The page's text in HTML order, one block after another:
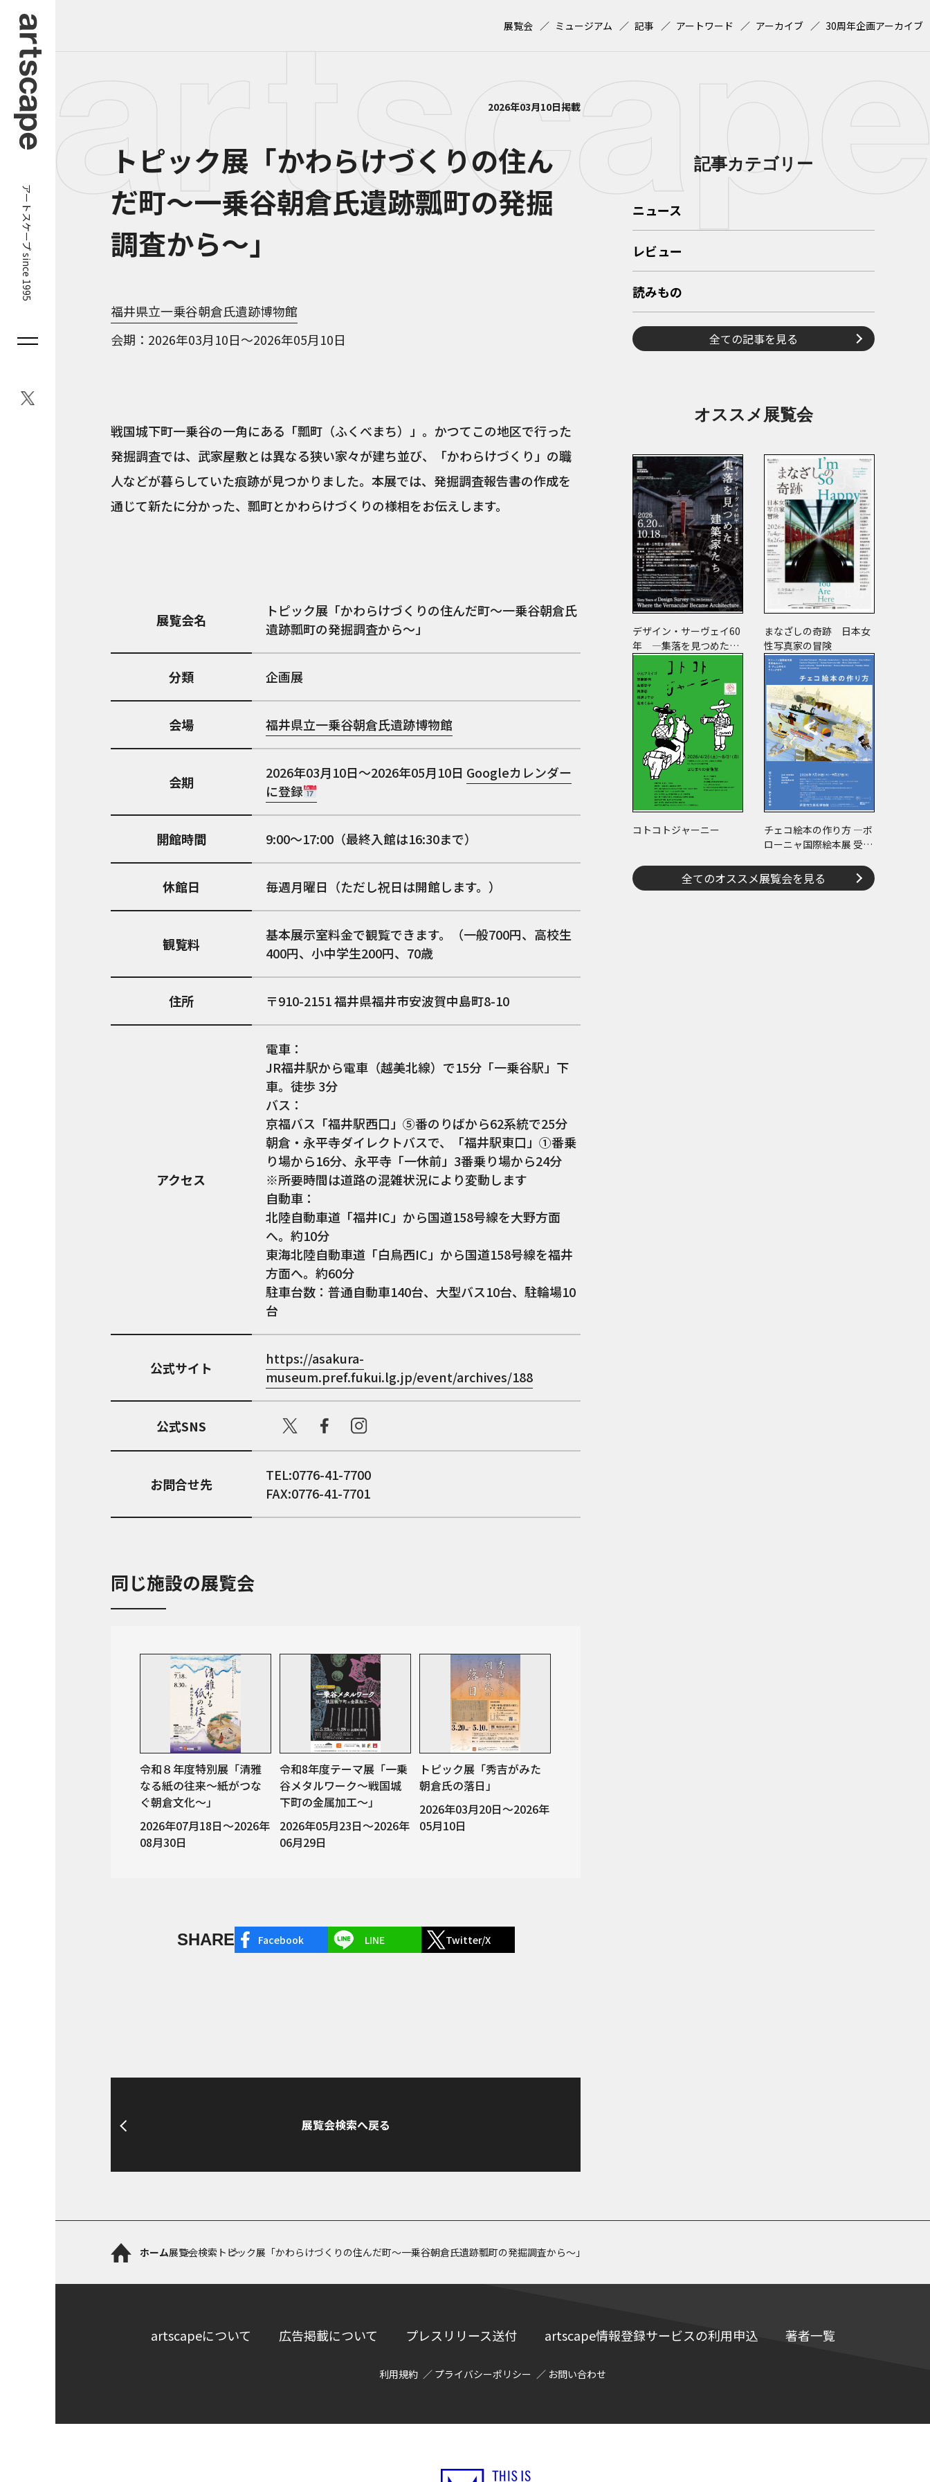
アートスケープ since 1995
展覧会 ミュージアム 記事 アートワード アーカイブ 30周年企画アーカイブ
2026年03月10日掲載
トピック展「かわらけづくりの住ん
だ町～一乗谷朝倉氏遺跡瓢町の発掘
調査から～」
福井県立一乗谷朝倉氏遺跡博物館
会期
2026年03月10日～2026年05月10日
戦国城下町一乗谷の一角にある「瓢町（ふくべまち）」。かつてこの地区で行った
発掘調査では、武家屋敷とは異なる狭い家々が建ち並び、「かわらけづくり」の職
人などが暮らしていた痕跡が見つかりました。本展では、発掘調査報告書の作成を
通じて新たに分かった、瓢町とかわらけづくりの様相をお伝えします。
展覧会名
トピック展「かわらけづくりの住んだ町～一乗谷朝倉氏
遺跡瓢町の発掘調査から～」
分類 企画展
会場 福井県立一乗谷朝倉氏遺跡博物館
会期
2026年03月10日～2026年05月10日 Googleカレンダー
に登録
開館時間 9:00～17:00（最終入館は16:30まで）
休館日 毎週月曜日（ただし祝日は開館します。）
観覧料
基本展示室料金で観覧できます。（一般700円、高校生
400円、小中学生200円、70歳
住所 910-2151福井県福井市安波賀中島町8-10
アクセス
電車：
JR福井駅から電車（越美北線）で15分「一乗谷駅」下
車。徒歩 3分
バス：
京福バス「福井駅西口」⑤番のりばから62系統で25分
朝倉・永平寺ダイレクトバスで、「福井駅東口」①番乗
り場から16分、永平寺「一休前」3番乗り場から24分
※所要時間は道路の混雑状況により変動します
自動車：
北陸自動車道「福井IC」から国道158号線を大野方面
へ。約10分
東海北陸自動車道「白鳥西IC」から国道158号線を福井
方面へ。約60分
駐車台数：普通自動車140台、大型バス10台、駐輪場10
台
公式サイト
https://asakura-
museum.pref.fukui.lg.jp/event/archives/188
公式SNS
お問合せ先
TEL:0776-41-7700
FAX:0776-41-7701
同じ施設の展覧会
令和８年度特別展「清雅
なる紙の往来～紙がつな
ぐ朝倉文化～」
2026年07月18日～2026年
08月30日
令和8年度テーマ展「一乗
谷メタルワーク～戦国城
下町の金属加工～」
2026年05月23日～2026年
06月29日
トピック展「秀吉がみた
朝倉氏の落日」
2026年03月20日～2026年
05月10日
SHARE Facebook LINE Twitter/X
展覧会検索へ戻る
記事カテゴリー
ニュース
レビュー
読みもの
全ての記事を見る
オススメ展覧会
デザイン・サーヴェイ60
年 ―集落を見つめた建
築家たち
まなざしの奇跡 日本女
性写真家の冒険
コトコトジャーニー
チェコ絵本の作り方 ―ボ
ローニャ国際絵本展 受賞
のコミックまで―
全てのオススメ展覧会を見る
ホーム展覧会検索 トピック展「かわらけづくりの住んだ町～一乗谷朝倉氏遺跡瓢町の発掘調査から～」
artscapeについて 広告掲載について プレスリリース送付 artscape情報登録サービスの利用申込 著者一覧
利用規約 プライバシーポリシー お問い合わせ